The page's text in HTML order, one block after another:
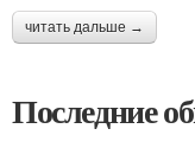
читать дальше →
Последние